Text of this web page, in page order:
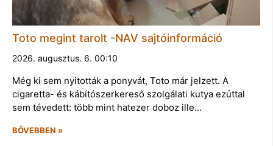
Toto megint tarolt -NAV sajtóinformáció
2026. augusztus. 6. 00:10
Még ki sem nyitották a ponyvát, Toto már jelzett. A
cigaretta- és kábítószerkereső szolgálati kutya ezúttal
sem tévedett: több mint hatezer doboz ille…
BŐVEBBEN »